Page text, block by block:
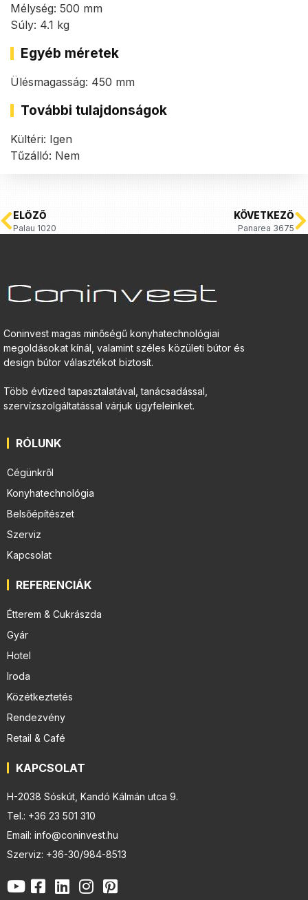
Mélység: 500 mm
Súly: 4.1 kg
Egyéb méretek
Ülésmagasság: 450 mm
További tulajdonságok
Kültéri: Igen
Tűzálló: Nem
ELŐZŐ
Palau 1020
KÖVETKEZŐ
Panarea 3675
Coninvest magas minőségű konyhatechnológiai
megoldásokat kínál, valamint széles közületi bútor és
design bútor választékot biztosít.
Több évtized tapasztalatával, tanácsadással,
szervízszolgáltatással várjuk ügyfeleinket.
RÓLUNK
Cégünkről
Konyhatechnológia
Belsőépítészet
Szerviz
Kapcsolat
REFERENCIÁK
Étterem & Cukrászda
Gyár
Hotel
Iroda
Közétkeztetés
Rendezvény
Retail & Café
KAPCSOLAT
H-2038 Sóskút, Kandó Kálmán utca 9.
Tel.: +36 23 501 310
Email: info@coninvest.hu
Szerviz: +36-30/984-8513